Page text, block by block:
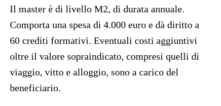
Il master è di livello M2, di durata annuale.
Comporta una spesa di 4.000 euro e dà diritto a
60 crediti formativi. Eventuali costi aggiuntivi
oltre il valore sopraindicato, compresi quelli di
viaggio, vitto e alloggio, sono a carico del
beneficiario.